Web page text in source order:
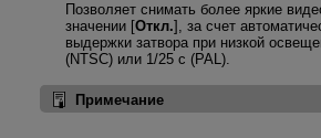
Позволяет снимать более яркие
значении [Откл.], за счет
выдержки затвора при низкой
(NTSC) или 1/25 с (PAL).
Примечание